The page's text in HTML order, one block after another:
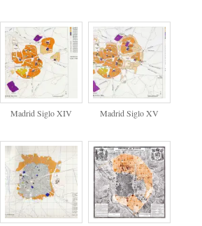
Madrid Siglo XIV Madrid Siglo XV